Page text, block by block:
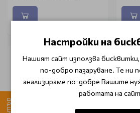
Настройки на
Нашият сайт използва
по-добро пазаруване. Те ни
анализираме по-добре Вашите
работата на